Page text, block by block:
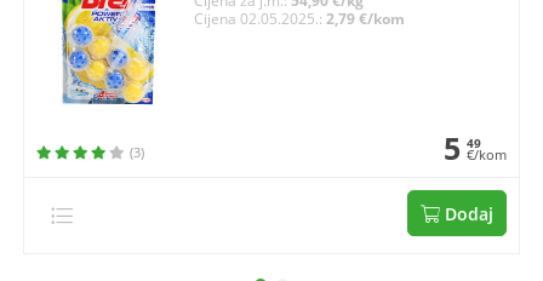
Cijena 02.05.2025.:2,79 €/kom
(3) 5 49
€/kom
Dodaj